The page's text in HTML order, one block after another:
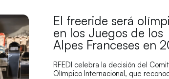
El freeride será
en los Juegos de los
Alpes Franceses en
RFEDI celebra la decisión del
Olímpico Internacional, que